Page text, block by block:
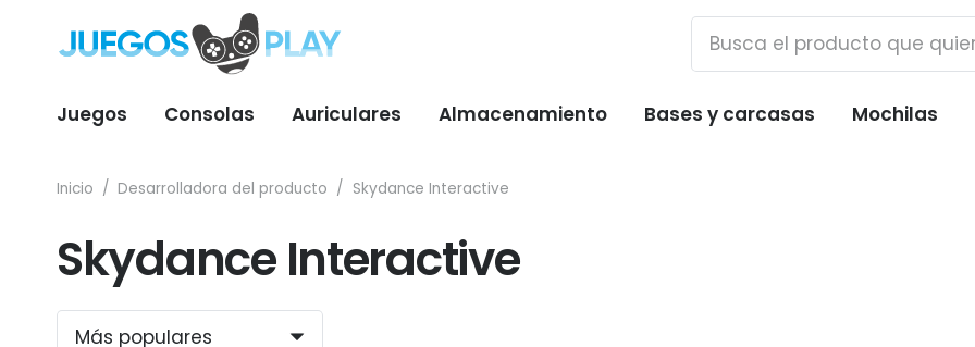
Juegos Consolas Auriculares Almacenamiento Bases y carcasas Mochilas
Inicio / Desarrolladora del producto / Skydance Interactive
Skydance Interactive